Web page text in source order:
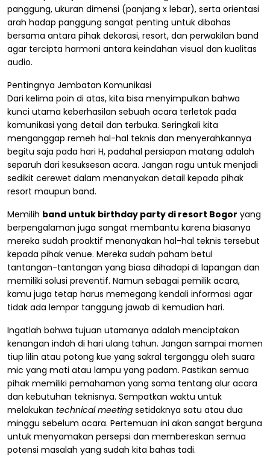
panggung, ukuran dimensi (panjang x lebar), serta orientasi
arah hadap panggung sangat penting untuk dibahas
bersama antara pihak dekorasi, resort, dan perwakilan band
agar tercipta harmoni antara keindahan visual dan kualitas
audio.
Pentingnya Jembatan Komunikasi
Dari kelima poin di atas, kita bisa menyimpulkan bahwa
kunci utama keberhasilan sebuah acara terletak pada
komunikasi yang detail dan terbuka. Seringkali kita
menganggap remeh hal-hal teknis dan menyerahkannya
begitu saja pada hari H, padahal persiapan matang adalah
separuh dari kesuksesan acara. Jangan ragu untuk menjadi
sedikit cerewet dalam menanyakan detail kepada pihak
resort maupun band.
Memilih band untuk birthday party di resort Bogor yang
berpengalaman juga sangat membantu karena biasanya
mereka sudah proaktif menanyakan hal-hal teknis tersebut
kepada pihak venue. Mereka sudah paham betul
tantangan-tantangan yang biasa dihadapi di lapangan dan
memiliki solusi preventif. Namun sebagai pemilik acara,
kamu juga tetap harus memegang kendali informasi agar
tidak ada lempar tanggung jawab di kemudian hari.
Ingatlah bahwa tujuan utamanya adalah menciptakan
kenangan indah di hari ulang tahun. Jangan sampai momen
tiup lilin atau potong kue yang sakral terganggu oleh suara
mic yang mati atau lampu yang padam. Pastikan semua
pihak memiliki pemahaman yang sama tentang alur acara
dan kebutuhan teknisnya. Sempatkan waktu untuk
melakukan technical meeting setidaknya satu atau dua
minggu sebelum acara. Pertemuan ini akan sangat berguna
untuk menyamakan persepsi dan membereskan semua
potensi masalah yang sudah kita bahas tadi.